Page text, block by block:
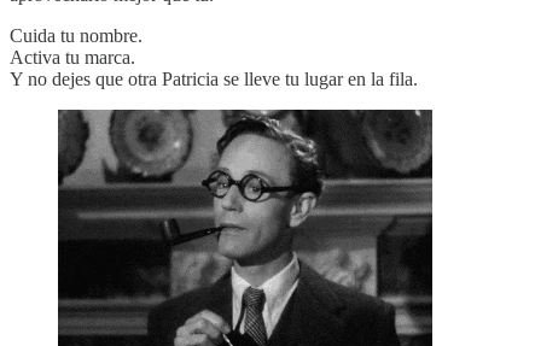
Cuida tu nombre.
Activa tu marca.
Y no dejes que otra Patricia se lleve tu lugar en la fila.